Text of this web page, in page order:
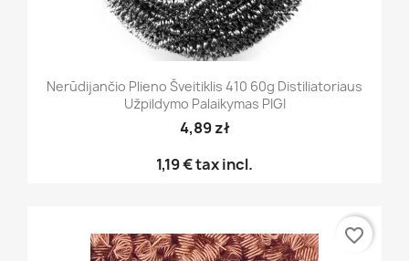
Nerūdijančio Plieno Šveitiklis 410 60g Distiliatoriaus
Užpildymo Palaikymas PIGI
4,89 zł
1,19 €tax incl.
favorite_border